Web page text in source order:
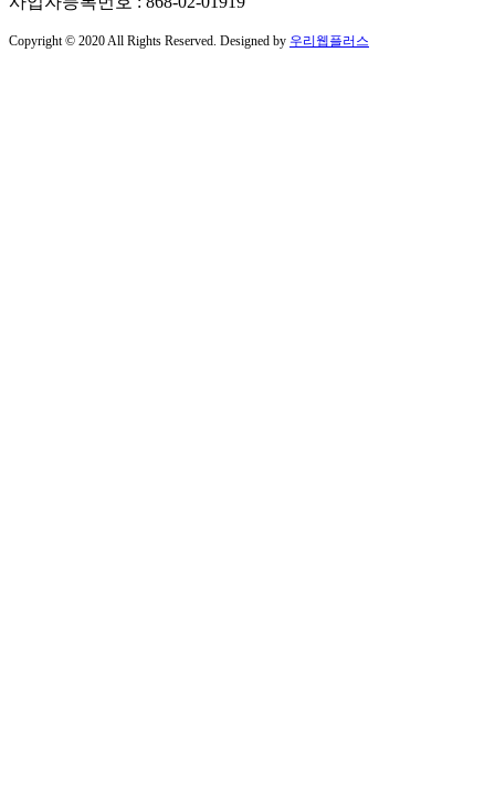
Copyright © 2020 All Rights Reserved. Designed by 우리웹플러스